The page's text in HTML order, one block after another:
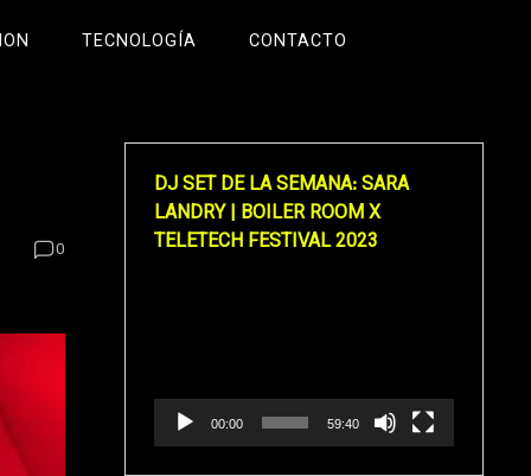
TECNOLOGÍA CONTACTO
0
DJ SET DE LA SEMANA: SARA
LANDRY | BOILER ROOM X
TELETECH FESTIVAL 2023
00:00 59:40